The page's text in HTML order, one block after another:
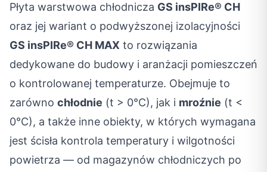
Płyta warstwowa chłodnicza GS insPIRe® CH
oraz jej wariant o podwyższonej izolacyjności
GS insPIRe® CH MAX to rozwiązania
dedykowane do budowy i aranżacji pomieszczeń
o kontrolowanej temperaturze. Obejmuje to
zarówno chłodnie (t > 0°C), jak i mroźnie (t <
0°C), a także inne obiekty, w których wymagana
jest ścisła kontrola temperatury i wilgotności
powietrza — od magazynów chłodniczych po